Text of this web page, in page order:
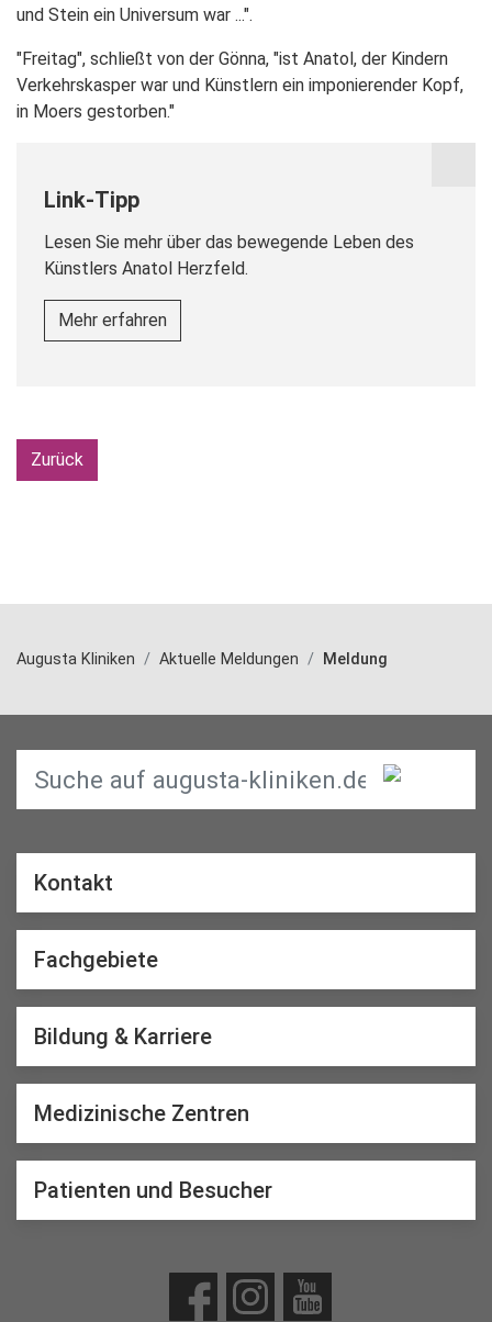
und Stein ein Universum war ...".
"Freitag", schließt von der Gönna, "ist Anatol, der Kindern
Verkehrskasper war und Künstlern ein imponierender Kopf,
in Moers gestorben."
Link-Tipp
Lesen Sie mehr über das bewegende Leben des
Künstlers Anatol Herzfeld.
Mehr erfahren
Zurück
Augusta Kliniken Aktuelle Meldungen Meldung
Kontakt
Fachgebiete
Bildung & Karriere
Medizinische Zentren
Patienten und Besucher